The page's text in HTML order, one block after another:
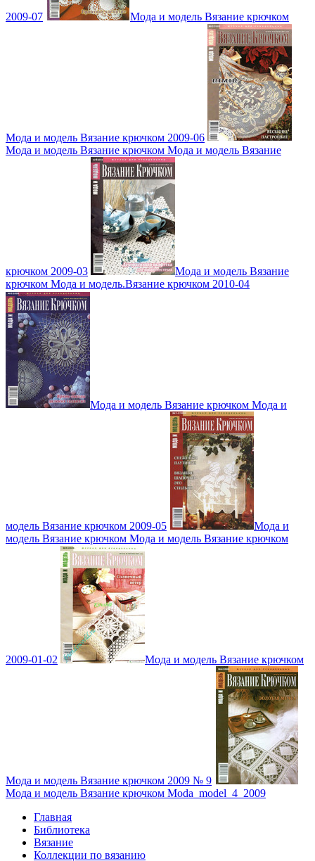
2009-07 Мода и модель Вязание крючком
Мода и модель Вязание крючком 2009-06
Мода и модель Вязание крючком Мода и модель Вязание
крючком 2009-03
Мода и модель Вязание
крючком Мода и модель.Вязание крючком 2010-04
Мода и модель Вязание крючком Мода и
модель Вязание крючком 2009-05
Мода и
модель Вязание крючком Мода и модель Вязание крючком
2009-01-02 Мода и модель Вязание крючком
Мода и модель Вязание крючком 2009 № 9
Мода и модель Вязание крючком Moda_model_4_2009
Главная
Библиотека
Вязание
Коллекции по вязанию